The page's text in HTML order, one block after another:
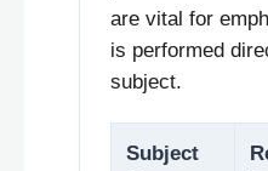
are vital for
is performed
subject.
Subject